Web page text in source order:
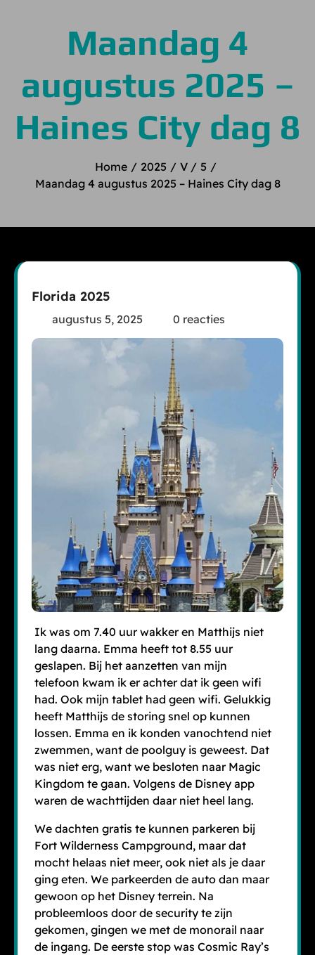
Maandag 4
augustus 2025 –
Haines City dag 8
Home 2025 V
5
Maandag 4 augustus 2025 – Haines City dag 8
Florida 2025
augustus 5, 2025 0 reacties
Ik was om 7.40 uur wakker en Matthijs niet
lang daarna. Emma heeft tot 8.55 uur
geslapen. Bij het aanzetten van mijn
telefoon kwam ik er achter dat ik geen wifi
had. Ook mijn tablet had geen wifi. Gelukkig
heeft Matthijs de storing snel op kunnen
lossen. Emma en ik konden vanochtend niet
zwemmen, want de poolguy is geweest. Dat
was niet erg, want we besloten naar Magic
Kingdom te gaan. Volgens de Disney app
waren de wachttijden daar niet heel lang.
We dachten gratis te kunnen parkeren bij
Fort Wilderness Campground, maar dat
mocht helaas niet meer, ook niet als je daar
ging eten. We parkeerden de auto dan maar
gewoon op het Disney terrein. Na
probleemloos door de security te zijn
gekomen, gingen we met de monorail naar
de ingang. De eerste stop was Cosmic Ray’s